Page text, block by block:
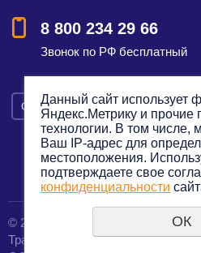
8 800 234 29 66
Звонок по РФ бесплатный
Смотреть на карте Оставить
Политика
© 2012—2023. Все права
Транспортная компания по
Данный сайт использует
Яндекс.Метрику и прочие
технологии. В том числе,
Ваш IP-адрес для
местоположения.
подтверждаете свое
конфиденциальности
ОК